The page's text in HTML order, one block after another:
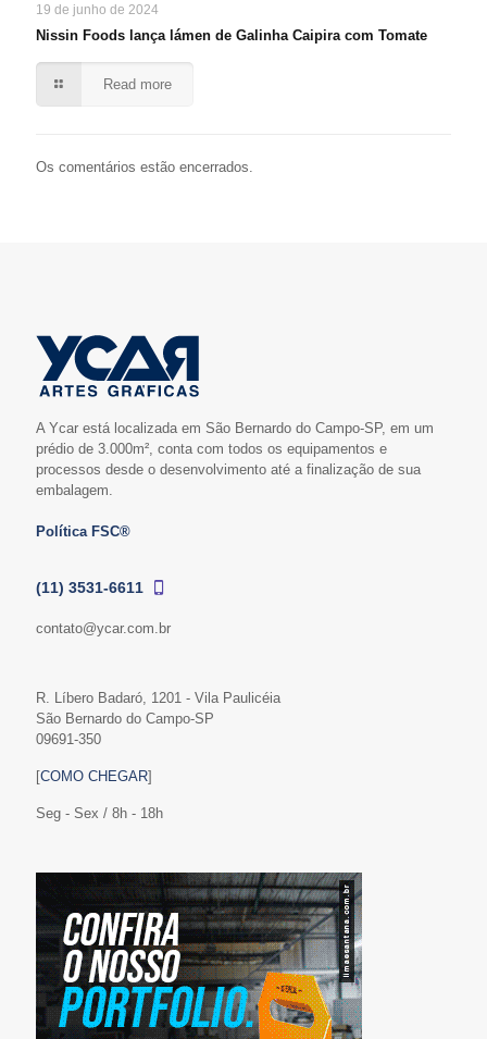
19 de junho de 2024
Nissin Foods lança lámen de Galinha Caipira com Tomate
Read more
Os comentários estão encerrados.
A Ycar está localizada em São Bernardo do Campo-SP, em um
prédio de 3.000m², conta com todos os equipamentos e
processos desde o desenvolvimento até a finalização de sua
embalagem.
Política FSC®
(11) 3531-6611
contato@ycar.com.br
R. Líbero Badaró, 1201 - Vila Paulicéia
São Bernardo do Campo-SP
09691-350
[COMO CHEGAR]
Seg - Sex / 8h - 18h